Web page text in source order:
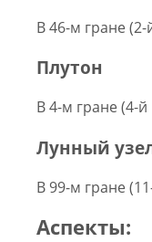
В 46-м гране
Плутон
В 4-м гране (4-
Лунный
В 99-м гране
Аспекты: